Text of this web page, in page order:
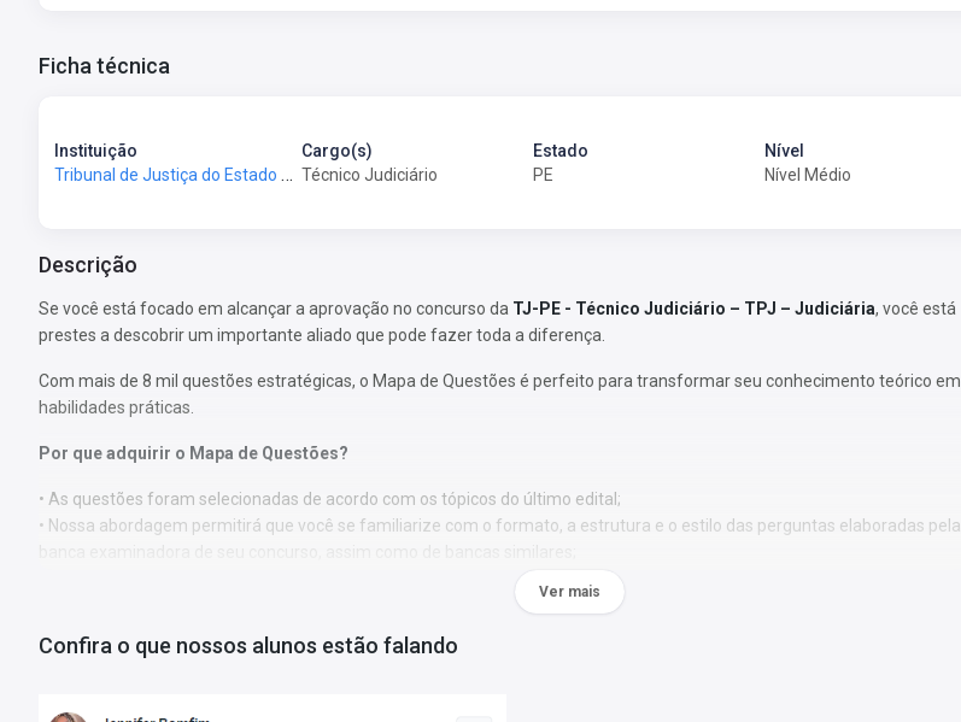
Ficha técnica
Instituição
Tribunal de Justiça do Estado de Pernambuco - TJ-PE
Cargo(s)
Técnico Judiciário
Estado
PE
Nível
Nível Médio
Descrição
Se você está focado em alcançar a aprovação no concurso da TJ-PE - Técnico Judiciário – TPJ – Judiciária, você está
prestes a descobrir um importante aliado que pode fazer toda a diferença.
Com mais de 8 mil questões estratégicas, o Mapa de Questões é perfeito para transformar seu conhecimento teórico em
habilidades práticas.
Por que adquirir o Mapa de Questões?
• As questões foram selecionadas de acordo com os tópicos do último edital;
• Nossa abordagem permitirá que você se familiarize com o formato, a estrutura e o estilo das perguntas elaboradas pela
nas provas, direcionando seu foco de estudo para áreas de maior relevância;
permitindo um redirecionamento estratégico de seus estudos para as áreas que necessitam maior dedicação;
em menor quantidade.
Ver mais
Confira o que nossos alunos estão falando